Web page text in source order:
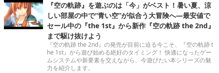
『空の軌跡』を遊ぶのは「今」がベスト！暑い夏、涼
しい部屋の中で“青い空”が似合う大冒険へ―最安値で
セール中の『the 1st』から新作『空の軌跡 the 2nd』
まで駆け抜けよう
『空の軌跡 the 2nd』の発売が目前に迫る今こそ、『空の軌跡 t
he 1st』から遊び始める絶好のタイミング！ 快適になったゲー
ムシステムや新要素を交えながら、今遊びたい本シリーズの魅
力を紹介します。